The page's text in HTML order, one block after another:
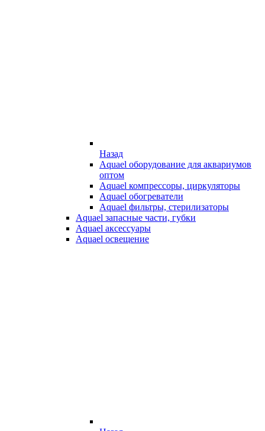
Назад
Aquael оборудование для аквариумов
оптом
Aquael компрессоры, циркуляторы
Aquael обогреватели
Aquael фильтры, стерилизаторы
Aquael запасные части, губки
Aquael аксессуары
Aquael освещение